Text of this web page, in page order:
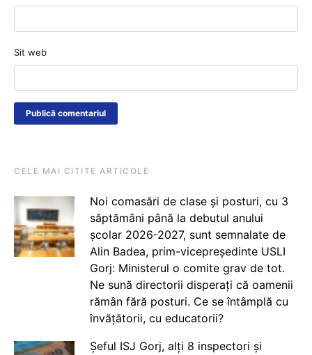
Sit web
CELE MAI CITITE ARTICOLE
Noi comasări de clase și posturi, cu 3
săptămâni până la debutul anului
școlar 2026-2027, sunt semnalate de
Alin Badea, prim-vicepreședinte USLI
Gorj: Ministerul o comite grav de tot.
Ne sună directorii disperați că oamenii
rămân fără posturi. Ce se întâmplă cu
învățătorii, cu educatorii?
Șeful ISJ Gorj, alți 8 inspectori și